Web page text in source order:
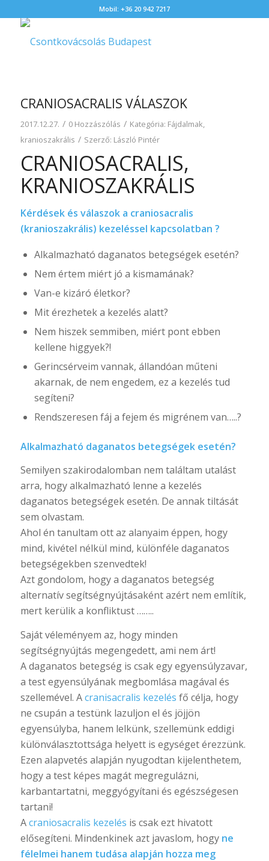
Mobil: +36 20 942 7217
CRANIOSACRALIS VÁLASZOK
2017.12.27. / 0 Hozzászólás / Kategória: Fájdalmak,
kranioszakrális / Szerző: László Pintér
CRANIOSACRALIS,
KRANIOSZAKRÁLIS
Kérdések és válaszok a craniosacralis
(kranioszakrális) kezeléssel kapcsolatban ?
Alkalmazható daganatos betegségek esetén?
Nem értem miért jó a kismamának?
Van-e kizáró életkor?
Mit érezhetek a kezelés alatt?
Nem hiszek semmiben, miért pont ebben
kellene higgyek?!
Gerincsérveim vannak, állandóan műteni
akarnak, de nem engedem, ez a kezelés tud
segíteni?
Rendszeresen fáj a fejem és migrénem van…..?
Alkalmazható daganatos betegségek esetén?
Semilyen szakirodalomban nem találtam utalást
arra, hogy alkalmazható lenne a kezelés
daganatos betegségek esetén. De annak tiltását
sem olvastam.
Ahol én tanultam ott az alanyaim éppen, hogy
mind, kivétel nélkül mind, különféle daganatos
betegségekben szenvedtek!
Azt gondolom, hogy a daganatos betegség
alternatív segítségnyújtásaként azért nem említik,
mert kerülik a konfliktust ……..
Saját véleményem az, hogy minden
segítségnyújtás megengedett, ami nem árt!
A daganatos betegség is csak egy egyensúlyzavar,
a test egyensúlyának megbomlása magával és
szellemével. Acranisacralis kezelés fő célja, hogy
ne csupán a testünk lazuljon el és jöjjön
egyensúlyba, hanem lelkünk, szellemünk eddigi
különválasztottsága helyett is egységet érezzünk.
Ezen alapvetés alapján nyugodtan kijelenthetem,
hogy a test képes magát megregulázni,
karbantartatni, meggyógyítani és egészségesen
tartani!
Acraniosacralis kezelés is csak ezt hivatott
elősegíteni. Mindenkinek azt javaslom, hogy ne
félelmei hanem tudása alapján hozza meg